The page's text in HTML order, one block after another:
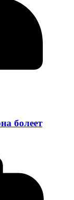
болеет